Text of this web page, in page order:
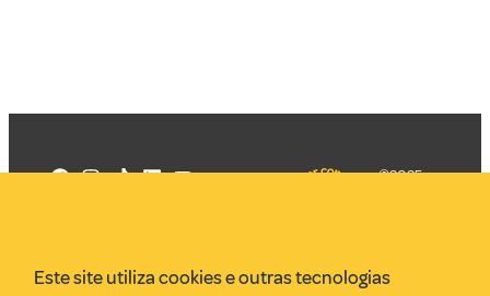
VR Assessoria
©2025
Este site utiliza cookies e outras tecnologias